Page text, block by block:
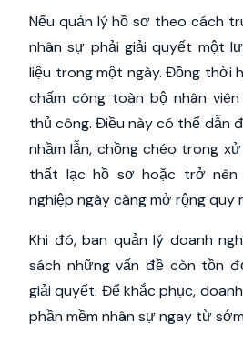
Nếu quản lý hồ sơ theo cách
nhân sự phải giải quyết một
liệu trong một ngày. Đồng thời
chấm công toàn bộ nhân
thủ công. Điều này có thể dẫn
nhầm lẫn, chồng chéo trong
thất lạc hồ sơ hoặc trở nên
nghiệp ngày càng mở rộng quy
Khi đó, ban quản lý doanh
sách những vấn đề còn tồn
giải quyết. Để khắc phục,
phần mềm nhân sự ngay từ